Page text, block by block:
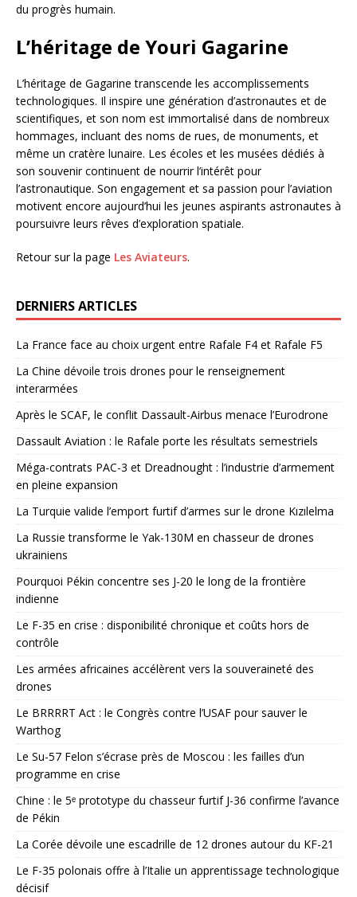
du progrès humain.
L’héritage de Youri Gagarine
L’héritage de Gagarine transcende les accomplissements
technologiques. Il inspire une génération d’astronautes et de
scientifiques, et son nom est immortalisé dans de nombreux
hommages, incluant des noms de rues, de monuments, et
même un cratère lunaire. Les écoles et les musées dédiés à
son souvenir continuent de nourrir l’intérêt pour
l’astronautique. Son engagement et sa passion pour l’aviation
motivent encore aujourd’hui les jeunes aspirants astronautes à
poursuivre leurs rêves d’exploration spatiale.
Retour sur la page Les Aviateurs.
DERNIERS ARTICLES
La France face au choix urgent entre Rafale F4 et Rafale F5
La Chine dévoile trois drones pour le renseignement
interarmées
Après le SCAF, le conflit Dassault-Airbus menace l’Eurodrone
Dassault Aviation : le Rafale porte les résultats semestriels
Méga-contrats PAC-3 et Dreadnought : l’industrie d’armement
en pleine expansion
La Turquie valide l’emport furtif d’armes sur le drone Kızılelma
La Russie transforme le Yak-130M en chasseur de drones
ukrainiens
Pourquoi Pékin concentre ses J-20 le long de la frontière
indienne
Le F-35 en crise : disponibilité chronique et coûts hors de
contrôle
Les armées africaines accélèrent vers la souveraineté des
drones
Le BRRRRT Act : le Congrès contre l’USAF pour sauver le
Warthog
Le Su-57 Felon s’écrase près de Moscou : les failles d’un
programme en crise
Chine : le 5ᵉ prototype du chasseur furtif J-36 confirme l’avance
de Pékin
La Corée dévoile une escadrille de 12 drones autour du KF-21
Le F-35 polonais offre à l’Italie un apprentissage technologique
décisif